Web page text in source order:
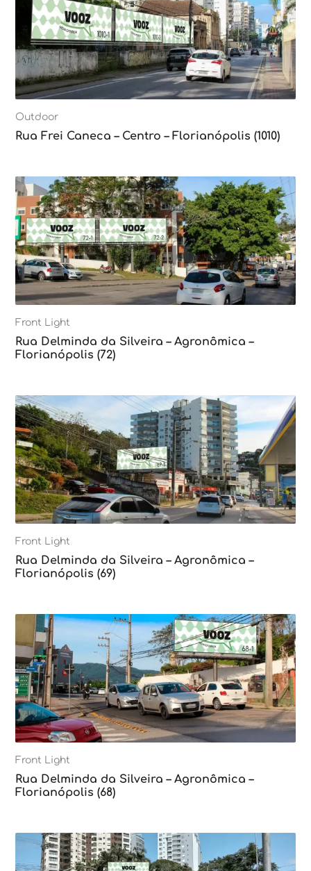
Outdoor
Rua Frei Caneca – Centro – Florianópolis (1010)
Front Light
Rua Delminda da Silveira – Agronômica –
Florianópolis (72)
Front Light
Rua Delminda da Silveira – Agronômica –
Florianópolis (69)
Front Light
Rua Delminda da Silveira – Agronômica –
Florianópolis (68)